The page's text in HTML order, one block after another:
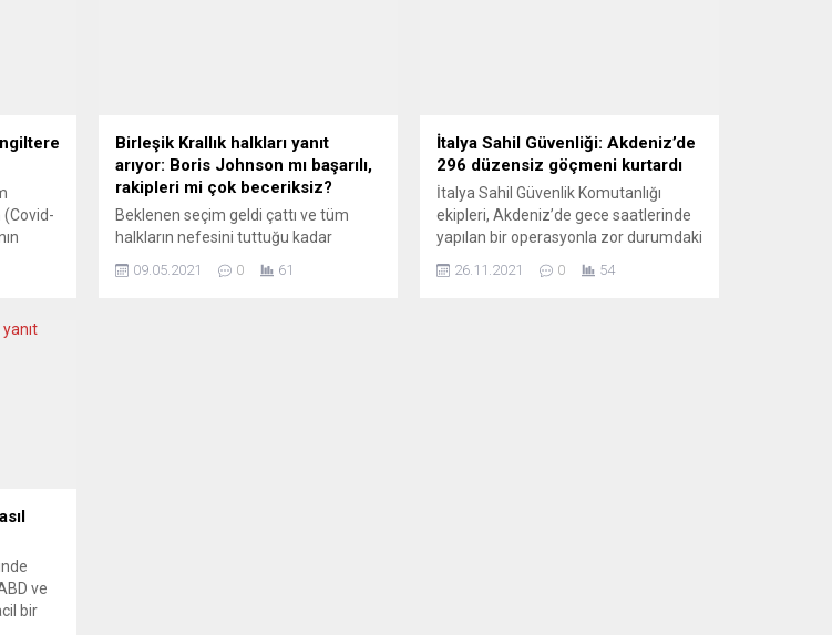
Birleşik Krallık halkları yanıt
arıyor: Boris Johnson mı başarılı,
rakipleri mi çok beceriksiz?
Beklenen seçim geldi çattı ve tüm
halkların nefesini tuttuğu kadar
ortaya çıktı. Süprizlerle dolu yerel
09.05.2021 0 61
İtalya Sahil Güvenliği: Akdeniz’de
296 düzensiz göçmeni kurtardı
İtalya Sahil Güvenlik Komutanlığı
ekipleri, Akdeniz’de gece saatlerinde
yapılan bir operasyonla zor durumdaki
göçmeni kurtardı. Ülkenin Afrika’ya en
26.11.2021 0 54
ve
bir